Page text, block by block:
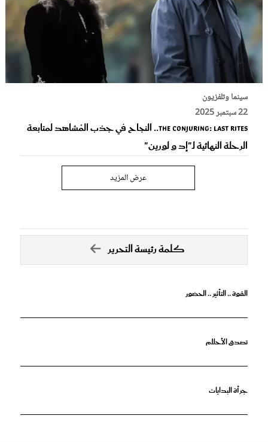
سينما وتلفزيون
22 سبتمبر 2025
The conjuring: Last Rites.. النجاح في جذب المُشاهد لمتابعة
الرحلة النهائية لـ"إد و لورين"
عرض المزيد
كلمة رئيسة التحرير
القوة .. التأثير .. الحضور
تصدق الأحلام
جرأة البدايات